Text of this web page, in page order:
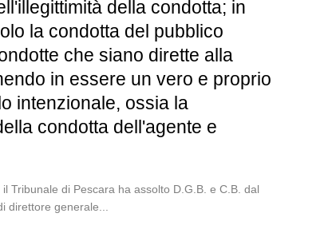
della condotta; in
la condotta del pubblico
che siano dirette alla
in essere un vero e proprio
intenzionale, ossia la
condotta dell'agente e
Tribunale di Pescara ha assolto D.G.B. e C.B. dal
direttore generale...